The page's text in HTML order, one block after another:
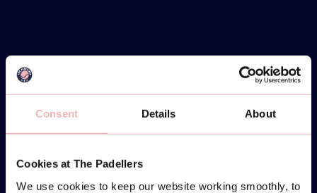
Consent Details About
Cookies at The Padellers
We use cookies to keep our website working smoothly, to